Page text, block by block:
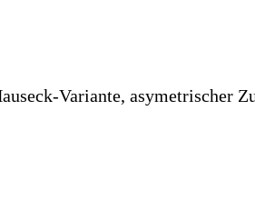
Variante, asymetrischer